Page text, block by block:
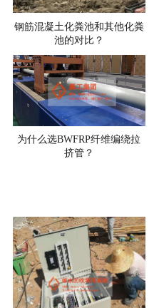
钢筋混凝土化粪池和其他化粪
池的对比？
为什么选BWFRP纤维编绕拉
挤管？